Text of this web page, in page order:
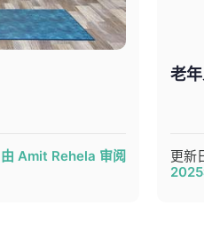
由 Amit Rehela 审阅
老
更新